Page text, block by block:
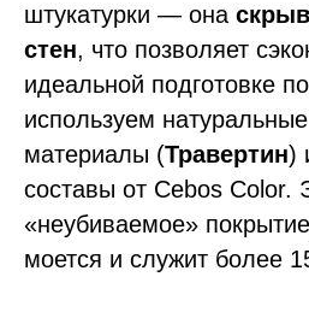
штукатурки — она
стен, что позволяет
идеальной подготовке
используем
материалы (Травертин)
составы от Cebos Color.
«неубиваемое»
моется и служит более